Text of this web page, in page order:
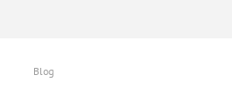
Blog